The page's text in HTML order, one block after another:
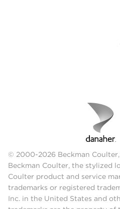
© 2000-2026 Beckman
Beckman Coulter, the stylized
Coulter product and service
trademarks or registered
Inc. in the United States and